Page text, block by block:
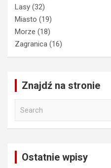
Lasy (32)
Miasto (19)
Morze (18)
Zagranica (16)
Znajdź na stronie
Ostatnie wpisy